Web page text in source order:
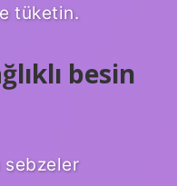
tüketin.
besin
sebzeler